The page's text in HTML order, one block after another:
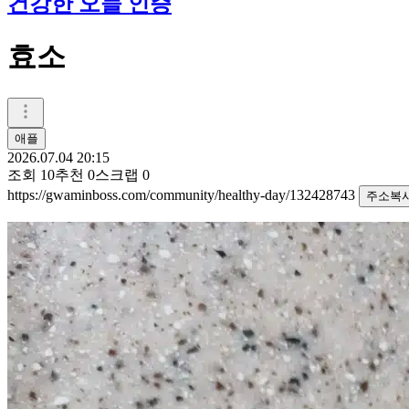
효소
애플
2026.07.04 20:15
조회 10추천 0스크랩 0
https://gwaminboss.com/community/healthy-day/132428743
주소복